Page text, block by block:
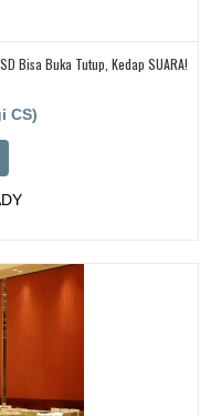
Bisa Buka Tutup, Kedap SUARA!
CS)